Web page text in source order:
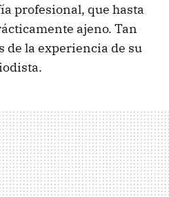
profesional, que hasta
ajeno. Tan
de la experiencia de su